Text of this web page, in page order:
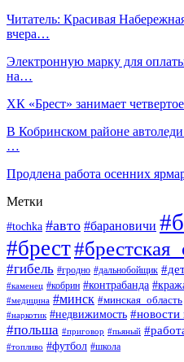
Читатель: Красивая
вчера…
Электронную марку для
на…
ХК «Брест» занимает
В Кобринском районе
…
Продлена работа осенних
Метки
#tochka #авто #барановичи
#брест
#гибель #гродно #дальнобойщик
#каменец #кобрин #контрабанда
#медицина #минск #минская_область
#наркотик #недвижимость #новости
#польша #приговор #пьяный
#топливо #футбол #школа